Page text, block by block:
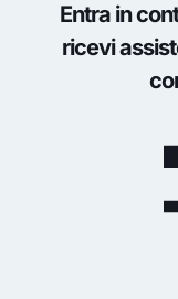
Entra in
ricevi